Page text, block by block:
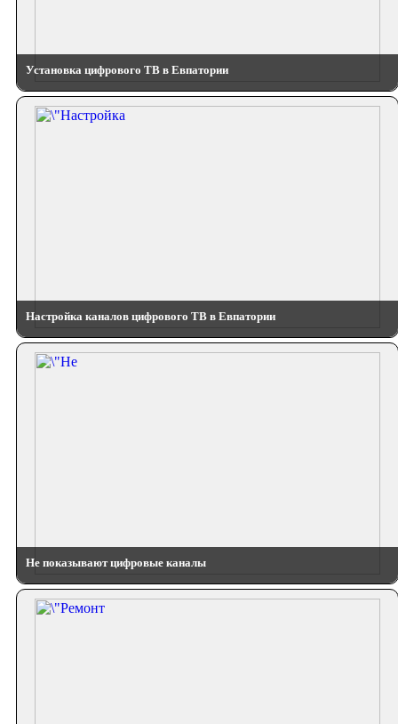
Установка цифрового ТВ в Евпатории
Настройка каналов цифрового ТВ в Евпатории
Не показывают цифровые каналы